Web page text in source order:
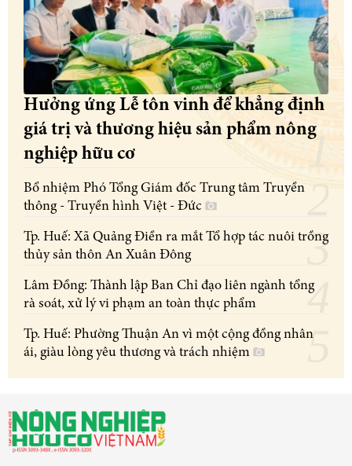
Hưởng ứng Lễ tôn vinh để khẳng định
giá trị và thương hiệu sản phẩm nông
nghiệp hữu cơ
Bổ nhiệm Phó Tổng Giám đốc Trung tâm Truyền
thông - Truyền hình Việt - Đức
Tp. Huế: Xã Quảng Điền ra mắt Tổ hợp tác nuôi trồng
thủy sản thôn An Xuân Đông
Lâm Đồng: Thành lập Ban Chỉ đạo liên ngành tổng
rà soát, xử lý vi phạm an toàn thực phẩm
Tp. Huế: Phường Thuận An vì một cộng đồng nhân
ái, giàu lòng yêu thương và trách nhiệm